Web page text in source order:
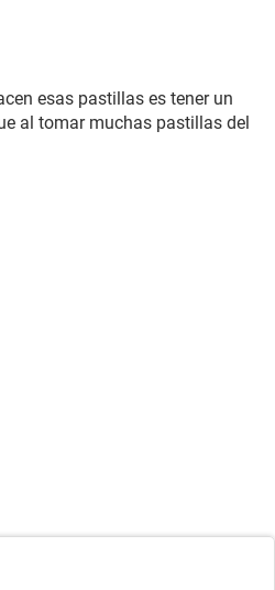
esas pastillas es tener un
al tomar muchas pastillas del